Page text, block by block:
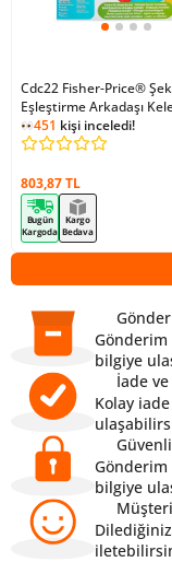
Cdc22 Fisher-Price®
Eşleştirme Arkadaşı
Sıralama Ve Şekil Ayırma
Oyuncakları
451 kişi inceledi!
803,87 TL
Bugün
Kargoda
Kargo
Bedava
Gönderim
bilgiye
İade
Kolay
Gönderim
bilgiye